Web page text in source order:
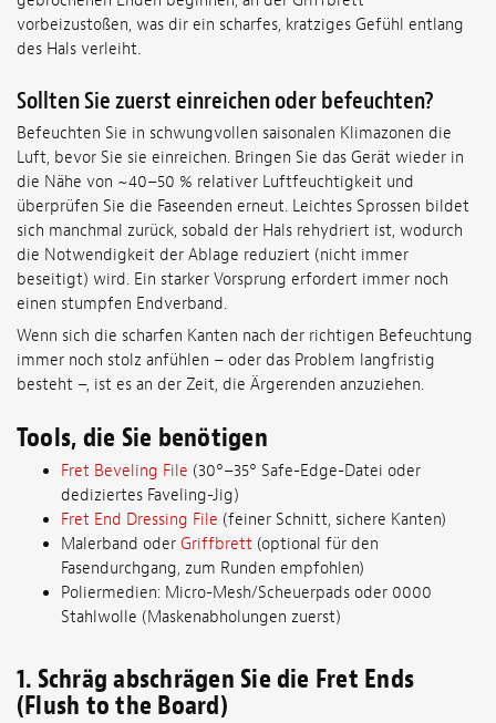
vorbeizustoßen, was dir ein scharfes, kratziges Gefühl entlang
des Hals verleiht.
Sollten Sie zuerst einreichen oder befeuchten?
Befeuchten Sie in schwungvollen saisonalen Klimazonen die
Luft, bevor Sie sie einreichen. Bringen Sie das Gerät wieder in
die Nähe von ~40–50 % relativer Luftfeuchtigkeit und
überprüfen Sie die Faseenden erneut. Leichtes Sprossen bildet
sich manchmal zurück, sobald der Hals rehydriert ist, wodurch
die Notwendigkeit der Ablage reduziert (nicht immer
beseitigt) wird. Ein starker Vorsprung erfordert immer noch
einen stumpfen Endverband.
Wenn sich die scharfen Kanten nach der richtigen Befeuchtung
immer noch stolz anfühlen – oder das Problem langfristig
besteht –, ist es an der Zeit, die Ärgerenden anzuziehen.
Tools, die Sie benötigen
Fret Beveling File (30°–35° Safe-Edge-Datei oder
dediziertes Faveling-Jig)
Fret End Dressing File (feiner Schnitt, sichere Kanten)
Malerband oder Griffbrett (optional für den
Fasendurchgang, zum Runden empfohlen)
Poliermedien: Micro-Mesh/Scheuerpads oder 0000
Stahlwolle (Maskenabholungen zuerst)
1. Schräg abschrägen Sie die Fret Ends
(Flush to the Board)